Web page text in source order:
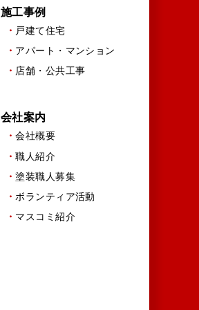
施工事例
戸建て住宅
アパート・マンション
店舗・公共工事
会社案内
会社概要
職人紹介
塗装職人募集
ボランティア活動
マスコミ紹介